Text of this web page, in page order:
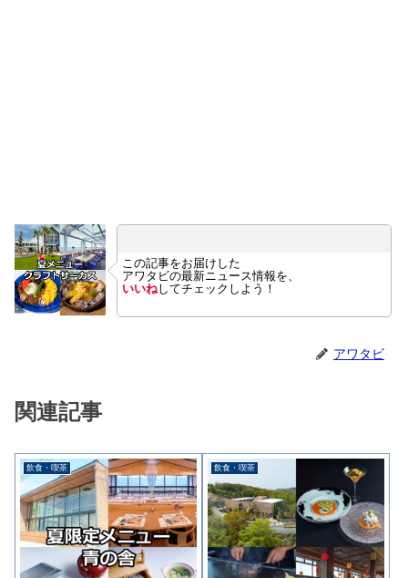
この記事をお届けした
アワタビの最新ニュース情報を、
いいねしてチェックしよう！
アワタビ
関連記事
飲食・喫茶 飲食・喫茶